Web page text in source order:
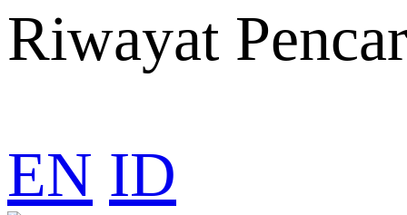
Riwayat
EN ID